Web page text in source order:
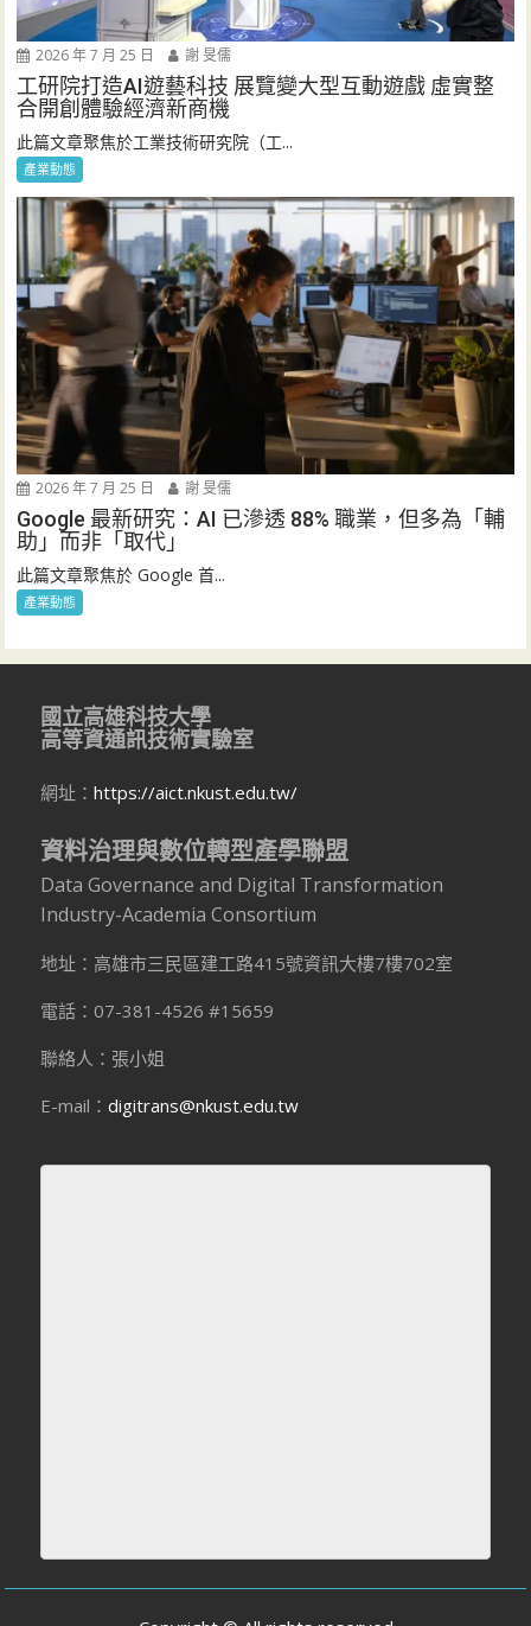
2026 年 7 月 25 日 謝 旻儒
工研院打造AI遊藝科技 展覽變大型互動遊戲 虛實整
合開創體驗經濟新商機
此篇文章聚焦於工業技術研究院（工...
產業動態
2026 年 7 月 25 日 謝 旻儒
Google 最新研究：AI 已滲透 88% 職業，但多為「輔
助」而非「取代」
此篇文章聚焦於 Google 首...
產業動態
國立高雄科技大學
高等資通訊技術實驗室
網址：https://aict.nkust.edu.tw/
資料治理與數位轉型產學聯盟
Data Governance and Digital Transformation
Industry-Academia Consortium
地址：高雄市三民區建工路415號資訊大樓7樓702室
電話：07-381-4526 #15659
聯絡人：張小姐
E-mail：digitrans@nkust.edu.tw